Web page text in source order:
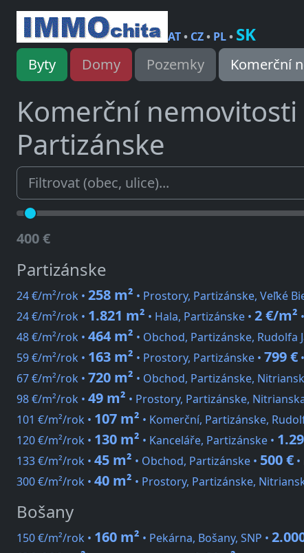
AT• CZ• PL• SK
Byty Domy Pozemky Komerční
Komerční
Partizánske
400 €
Partizánske
24 €/m²/rok • 258 m² • Prostory, Partizánske, Veľké
24 €/m²/rok • 1.821 m² • Hala, Partizánske • 2 €/m² •
48 €/m²/rok • 464 m² • Obchod, Partizánske, Rudolfa
59 €/m²/rok • 163 m² • Prostory, Partizánske • 799 € •
67 €/m²/rok • 720 m² • Obchod, Partizánske,
98 €/m²/rok • 49 m² • Prostory, Partizánske,
101 €/m²/rok • 107 m² • Komerční, Partizánske,
120 €/m²/rok • 130 m² • Kanceláře, Partizánske •
133 €/m²/rok • 45 m² • Obchod, Partizánske • 500 € •
300 €/m²/rok • 40 m² • Prostory, Partizánske,
Bošany
150 €/m²/rok • 160 m² • Pekárna, Bošany, SNP •